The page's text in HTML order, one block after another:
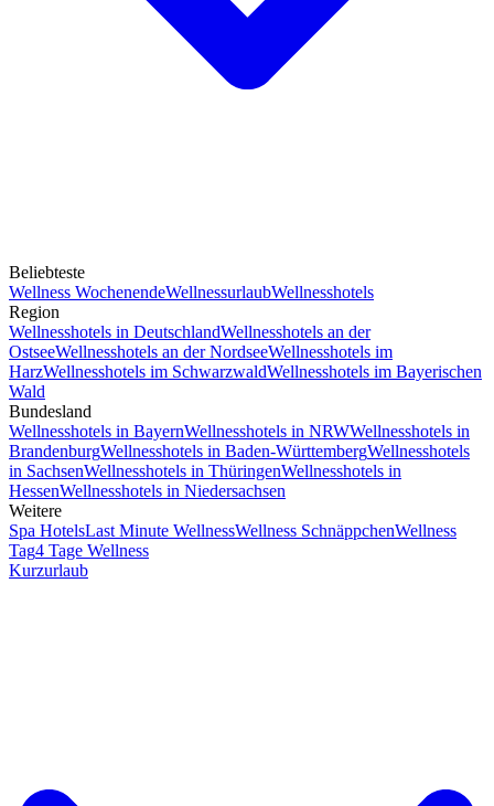
Beliebteste
Wellness WochenendeWellnessurlaubWellnesshotels
Region
Wellnesshotels in DeutschlandWellnesshotels an der
OstseeWellnesshotels an der NordseeWellnesshotels im
HarzWellnesshotels im SchwarzwaldWellnesshotels im Bayerischen
Wald
Bundesland
Wellnesshotels in BayernWellnesshotels in NRWWellnesshotels in
BrandenburgWellnesshotels in Baden-WürttembergWellnesshotels
in SachsenWellnesshotels in ThüringenWellnesshotels in
HessenWellnesshotels in Niedersachsen
Weitere
Spa HotelsLast Minute WellnessWellness SchnäppchenWellness
Tag4 Tage Wellness
Kurzurlaub